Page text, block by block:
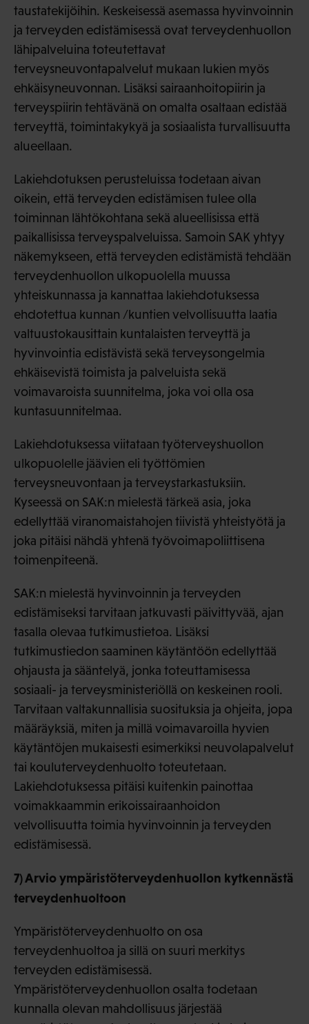
taustatekijöihin. Keskeisessä asemassa hyvinvoinnin
ja terveyden edistämisessä ovat terveydenhuollon
lähipalveluina toteutettavat
terveysneuvontapalvelut mukaan lukien myös
ehkäisyneuvonnan. Lisäksi sairaanhoitopiirin ja
terveyspiirin tehtävänä on omalta osaltaan edistää
terveyttä, toimintakykyä ja sosiaalista turvallisuutta
alueellaan.
Lakiehdotuksen perusteluissa todetaan aivan
oikein, että terveyden edistämisen tulee olla
toiminnan lähtökohtana sekä alueellisissa että
paikallisissa terveyspalveluissa. Samoin SAK yhtyy
näkemykseen, että terveyden edistämistä tehdään
terveydenhuollon ulkopuolella muussa
yhteiskunnassa ja kannattaa lakiehdotuksessa
ehdotettua kunnan /kuntien velvollisuutta laatia
valtuustokausittain kuntalaisten terveyttä ja
hyvinvointia edistävistä sekä terveysongelmia
ehkäisevistä toimista ja palveluista sekä
voimavaroista suunnitelma, joka voi olla osa
kuntasuunnitelmaa.
Lakiehdotuksessa viitataan työterveyshuollon
ulkopuolelle jäävien eli työttömien
terveysneuvontaan ja terveystarkastuksiin.
Kyseessä on SAK:n mielestä tärkeä asia, joka
edellyttää viranomaistahojen tiivistä yhteistyötä ja
joka pitäisi nähdä yhtenä työvoimapoliittisena
toimenpiteenä.
SAK:n mielestä hyvinvoinnin ja terveyden
edistämiseksi tarvitaan jatkuvasti päivittyvää, ajan
tasalla olevaa tutkimustietoa. Lisäksi
tutkimustiedon saaminen käytäntöön edellyttää
ohjausta ja sääntelyä, jonka toteuttamisessa
sosiaali- ja terveysministeriöllä on keskeinen rooli.
Tarvitaan valtakunnallisia suosituksia ja ohjeita, jopa
määräyksiä, miten ja millä voimavaroilla hyvien
käytäntöjen mukaisesti esimerkiksi neuvolapalvelut
tai kouluterveydenhuolto toteutetaan.
Lakiehdotuksessa pitäisi kuitenkin painottaa
voimakkaammin erikoissairaanhoidon
velvollisuutta toimia hyvinvoinnin ja terveyden
edistämisessä.
7) Arvio ympäristöterveydenhuollon kytkennästä
terveydenhuoltoon
Ympäristöterveydenhuolto on osa
terveydenhuoltoa ja sillä on suuri merkitys
terveyden edistämisessä.
Ympäristöterveydenhuollon osalta todetaan
kunnalla olevan mahdollisuus järjestää